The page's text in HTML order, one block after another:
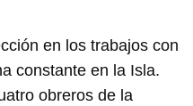
en los trabajos con
constante en la Isla.
obreros de la